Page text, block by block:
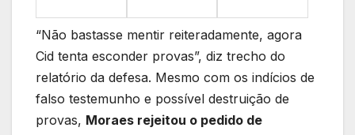
“Não bastasse mentir reiteradamente, agora
Cid tenta esconder provas”, diz trecho do
relatório da defesa. Mesmo com os indícios de
falso testemunho e possível destruição de
provas, Moraes rejeitou o pedido de